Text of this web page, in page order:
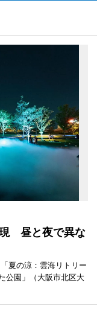
現 昼と夜で異な
夏の涼：雲海リトリー
公園」（大阪市北区大